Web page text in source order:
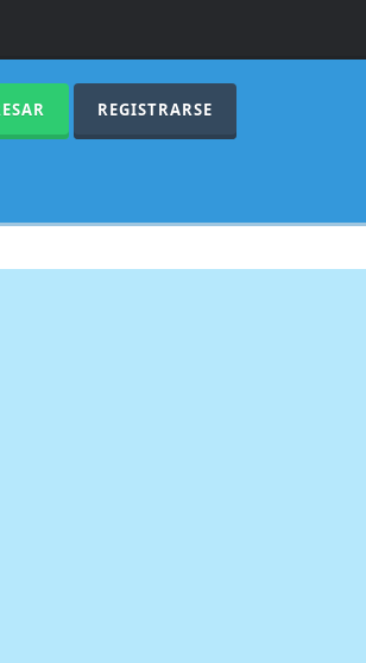
REGISTRARSE